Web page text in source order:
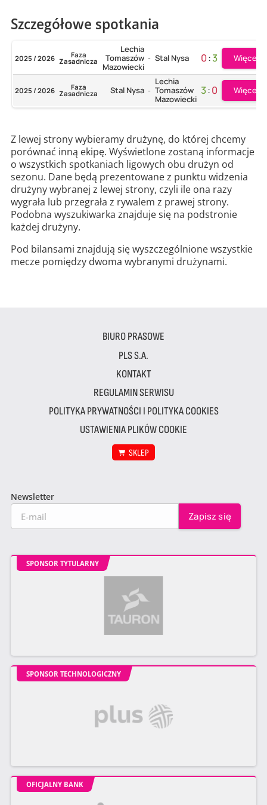
Szczegółowe spotkania
2025 / 2026 Faza
Zasadnicza
Lechia
Tomaszów
Mazowiecki
- Stal Nysa 0:3 Więcej
2025 / 2026 Faza
Zasadnicza Stal Nysa -
Lechia
Tomaszów
Mazowiecki
3:0 Więcej
Z lewej strony wybieramy drużynę, do której chcemy
porównać inną ekipę. Wyświetlone zostaną informacje
o wszystkich spotkaniach ligowych obu drużyn od
sezonu. Dane będą prezentowane z punktu widzenia
drużyny wybranej z lewej strony, czyli ile ona razy
wygrała lub przegrała z rywalem z prawej strony.
Podobna wyszukiwarka znajduje się na podstronie
każdej drużyny.
Pod bilansami znajdują się wyszczególnione wszystkie
mecze pomiędzy dwoma wybranymi drużynami.
BIURO PRASOWE
PLS S.A.
KONTAKT
REGULAMIN SERWISU
POLITYKA PRYWATNOŚCI I POLITYKA COOKIES
USTAWIENIA PLIKÓW COOKIE
SKLEP
Newsletter
SPONSOR TYTULARNY
SPONSOR TECHNOLOGICZNY
OFICJALNY BANK